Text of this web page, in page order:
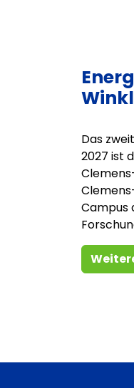
Das
2027 ist
Campus